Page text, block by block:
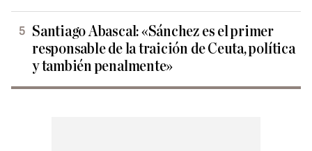
Santiago Abascal: «Sánchez es el primer
responsable de la traición de Ceuta, política
y también penalmente»